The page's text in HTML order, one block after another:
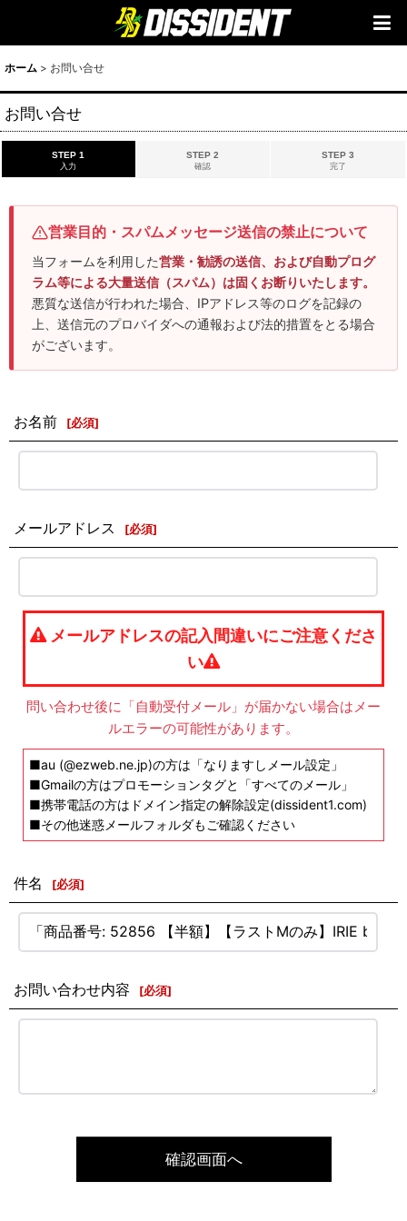
ホーム > お問い合せ
お問い合せ
STEP 1
入力
STEP 2
確認
STEP 3
完了
営業目的・スパムメッセージ送信の禁止について
当フォームを利用した営業・勧誘の送信、および自動プログ
ラム等による大量送信（スパム）は固くお断りいたします。
悪質な送信が行われた場合、IPアドレス等のログを記録の
上、送信元のプロバイダへの通報および法的措置をとる場合
がございます。
お名前 [必須]
メールアドレス [必須]
メールアドレスの記入間違いにご注意くださ
い
問い合わせ後に「自動受付メール」が届かない場合はメー
ルエラーの可能性があります。
■au (@ezweb.ne.jp)の方は「なりますしメール設定」
■Gmailの方はプロモーションタグと「すべてのメール」
■携帯電話の方はドメイン指定の解除設定(dissident1.com)
■その他迷惑メールフォルダもご確認ください
件名 [必須]
お問い合わせ内容 [必須]
確認画面へ